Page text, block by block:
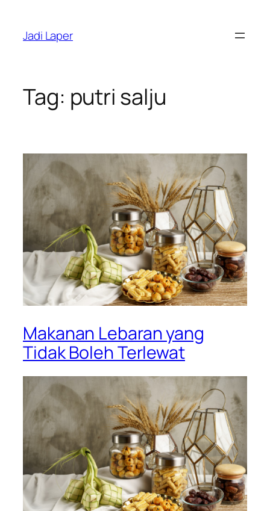
content
Jadi Laper
Tag: putri salju
Makanan Lebaran yang
Tidak Boleh Terlewat